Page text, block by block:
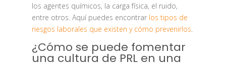
los agentes químicos, la carga física, el ruido,
entre otros. Aquí puedes encontrarlos tipos de
riesgos laborales que existen y cómo prevenirlos.
¿Cómo se puede fomentar
una cultura de PRL en una